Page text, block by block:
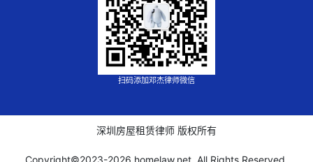
扫码添加邓杰律师微信
深圳房屋租赁律师 版权所有